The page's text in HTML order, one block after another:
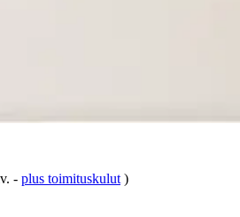
- plus toimituskulut )